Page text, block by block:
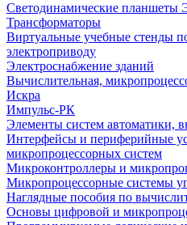
Светодинамические планшеты
Трансформаторы
Виртуальные учебные стенды
электроприводу
Электроснабжение зданий
Вычислительная,
Искра
Импульс-РК
Элементы систем автоматики,
Интерфейсы и периферийные
микропроцессорных систем
Микроконтроллеры и
Микропроцессорные системы
Наглядные пособия по
Основы цифровой и